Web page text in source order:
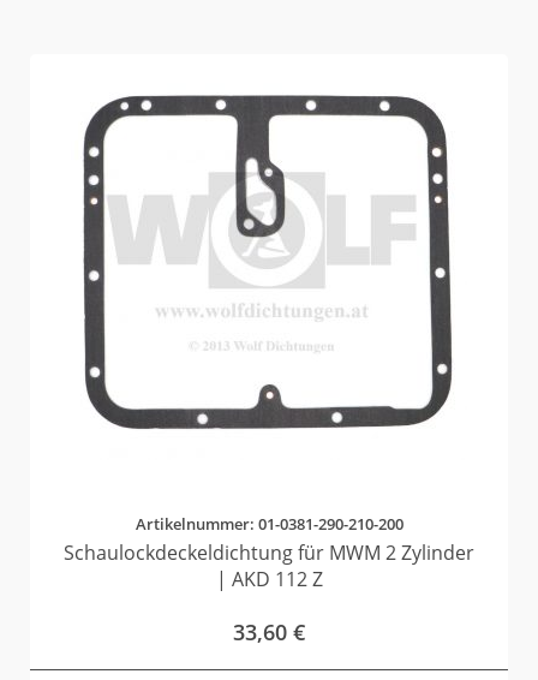
Artikelnummer: 01-0381-290-210-200
Schaulockdeckeldichtung für MWM 2 Zylinder
| AKD 112 Z
33,60 €